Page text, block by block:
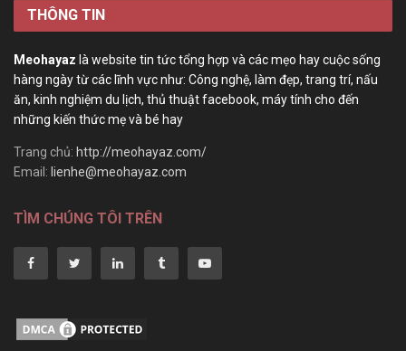
THÔNG TIN
Meohayaz là website tin tức tổng hợp và các mẹo hay cuộc sống
hàng ngày từ các lĩnh vực như: Công nghệ, làm đẹp, trang trí, nấu
ăn, kinh nghiệm du lịch, thủ thuật facebook, máy tính cho đến
những kiến thức mẹ và bé hay
Trang chủ: http://meohayaz.com/
Email: lienhe@meohayaz.com
TÌM CHÚNG TÔI TRÊN